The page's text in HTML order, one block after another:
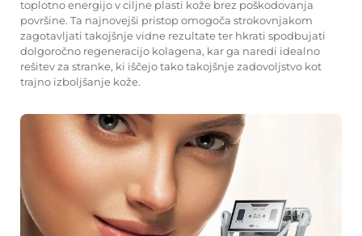
toplotno energijo v ciljne plasti kože brez poškodovanja
površine. Ta najnovejši pristop omogoča strokovnjakom
zagotavljati takojšnje vidne rezultate ter hkrati spodbujati
dolgoročno regeneracijo kolagena, kar ga naredi idealno
rešitev za stranke, ki iščejo tako takojšnje zadovoljstvo kot
trajno izboljšanje kože.